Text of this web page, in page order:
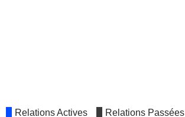
Relations Actives Relations Passées